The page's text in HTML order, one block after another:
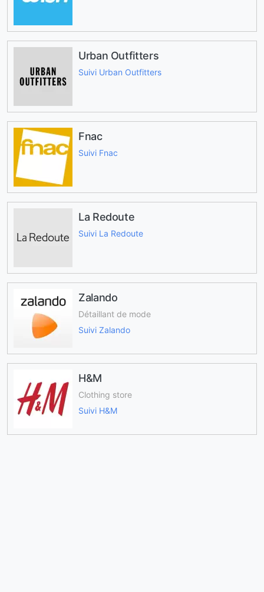
Urban Outfitters
Suivi Urban Outfitters
Fnac
Suivi Fnac
La Redoute
Suivi La Redoute
Zalando
Détaillant de mode
Suivi Zalando
H&M
Clothing store
Suivi H&M